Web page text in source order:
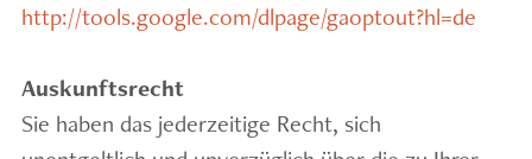
http://tools.google.com/dlpage/gaoptout?hl=de
Auskunftsrecht
Sie haben das jederzeitige Recht, sich